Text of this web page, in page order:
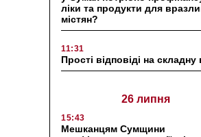
ліки та продукти для
містян?
11:31
Прості відповіді на складну
26 липня
15:43
Мешканцям Сумщини